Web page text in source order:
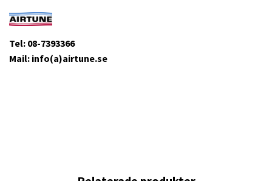
Tel: 08-7393366
Mail: info(a)airtune.se